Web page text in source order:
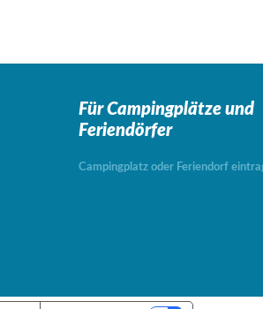
Für Campingplätze und
Feriendörfer
Campingplatz oder Feriendorf